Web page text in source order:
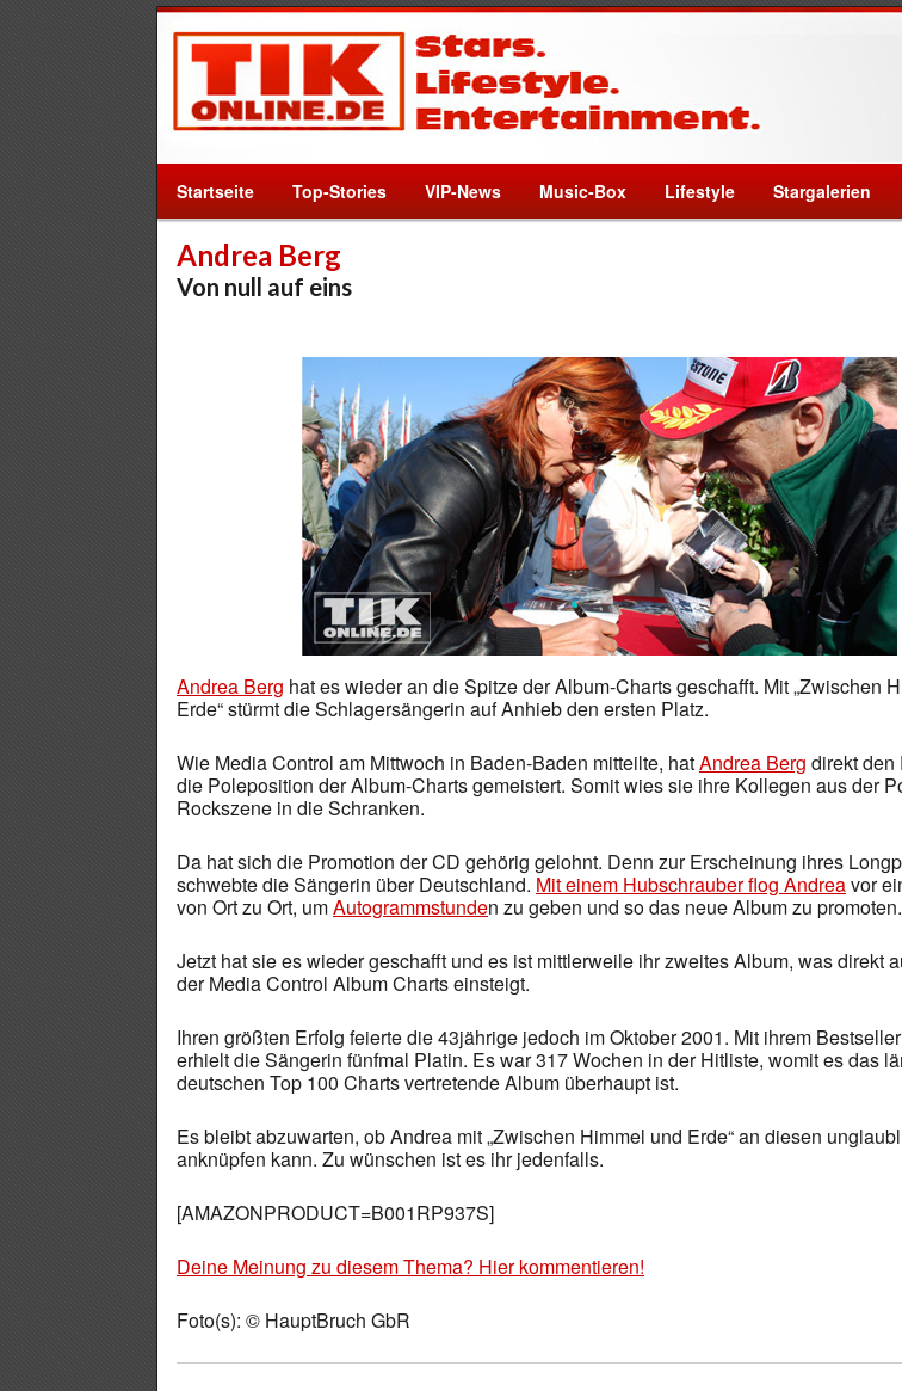
Startseite Top-Stories VIP-News Music-Box Lifestyle Stargalerien
Andrea Berg
Von null auf eins
Andrea Berg hat es wieder an die Spitze der Album-Charts geschafft. Mit „Zwischen
Erde“ stürmt die Schlagersängerin auf Anhieb den ersten Platz.
Wie Media Control am Mittwoch in Baden-Baden mitteilte, hatAndrea Berg direkt den
die Poleposition der Album-Charts gemeistert. Somit wies sie ihre Kollegen aus der
Rockszene in die Schranken.
Da hat sich die Promotion der CD gehörig gelohnt. Denn zur Erscheinung ihres
schwebte die Sängerin über Deutschland. Mit einem Hubschrauber flog Andreavor
von Ort zu Ort, umAutogrammstunden zu geben und so das neue Album zu promoten.
Jetzt hat sie es wieder geschafft und es ist mittlerweile ihr zweites Album, was direkt
der Media Control Album Charts einsteigt.
Ihren größten Erfolg feierte die 43jährige jedoch im Oktober 2001. Mit ihrem Bestseller
erhielt die Sängerin fünfmal Platin. Es war 317 Wochen in der Hitliste, womit es das
deutschen Top 100 Charts vertretende Album überhaupt ist.
Es bleibt abzuwarten, ob Andrea mit „Zwischen Himmel und Erde“ an diesen
anknüpfen kann. Zu wünschen ist es ihr jedenfalls.
[AMAZONPRODUCT=B001RP937S]
Deine Meinung zu diesem Thema? Hier kommentieren!
Foto(s): © HauptBruch GbR